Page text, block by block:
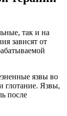
так и на
зависят от
язвы во
глотание. Язвы,
после